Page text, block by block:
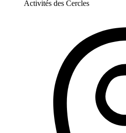
Activités des Cercles